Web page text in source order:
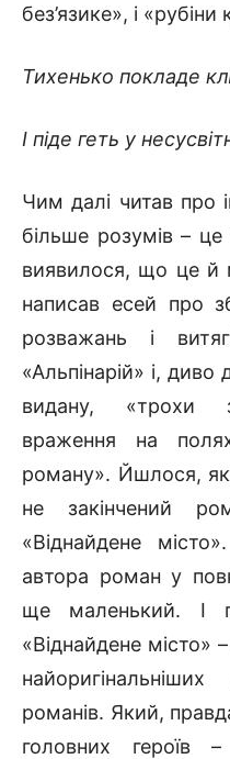
без’язике», і
Тихенько покладе
І піде геть у
Чим далі читав про
більше розумів –
виявилося, що це й
написав есей про
розважань і
«Альпінарій» і,
видану, «трохи
враження на
роману». Йшлося,
не закінчений
«Віднайдене
автора роман у
ще маленький. І
«Віднайдене місто»
романів. Який,
головних героїв